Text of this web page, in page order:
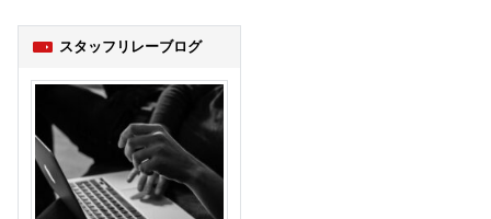
スタッフリレーブログ